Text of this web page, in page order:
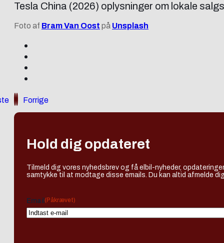
Tesla China (2026) oplysninger om lokale
Foto af Bram Van Oost på Unsplash
Forrige
Hold dig opdateret
Tilmeld dig vores nyhedsbrev og få elbil-nyheder,
samtykke til at modtage disse emails. Du kan altid afmelde
Email (Påkrævet)